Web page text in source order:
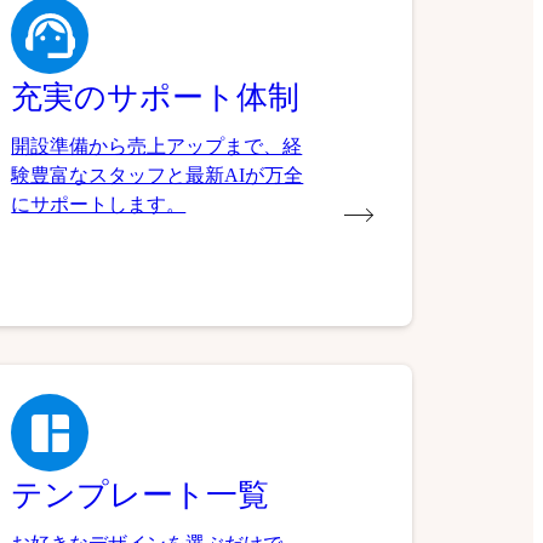
充実のサポート体制
開設準備から売上アップまで、経
験豊富なスタッフと最新AIが万全
にサポートします。
テンプレート一覧